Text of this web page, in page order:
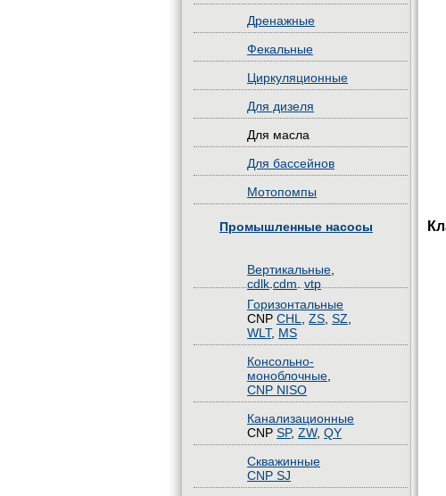
Дренажные
Фекальные
Циркуляционные
Для дизеля
Для масла
Для бассейнов
Мотопомпы
Промышленные насосы
Вертикальные
cdlk cdm vtp
Горизонтальные
CNP CHL ZS SZ
WLT, MS
Консольно-
моноблочные
CNP NISO
Канализационные
CNP SP, ZW, QY
Скважинные
CNP SJ